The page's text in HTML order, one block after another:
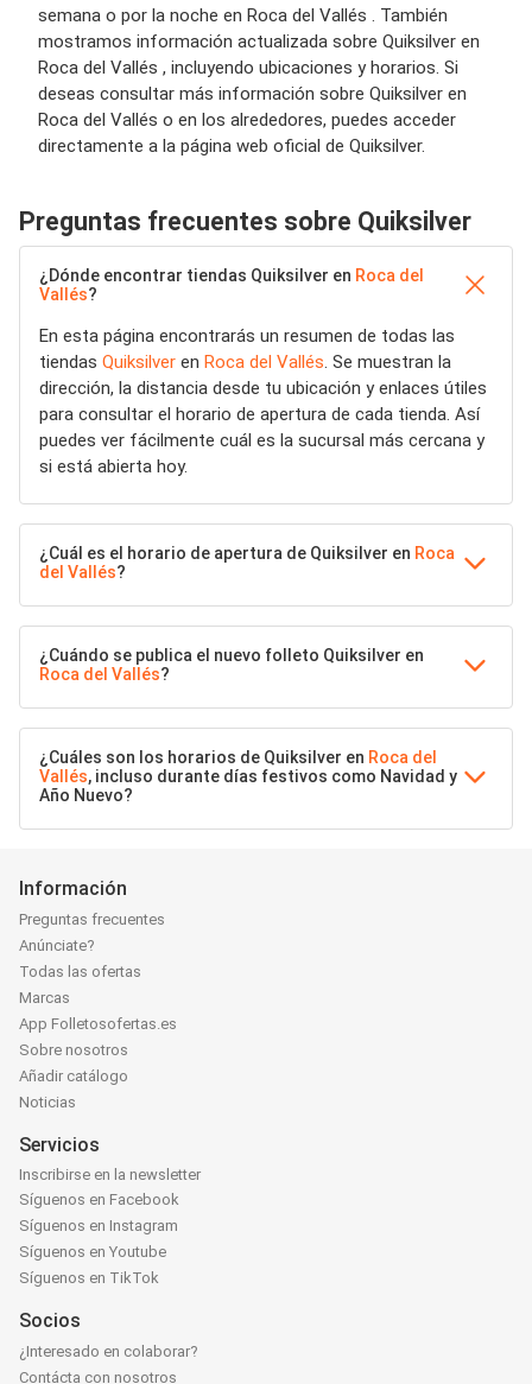
semana o por la noche en Roca del Vallés . También
mostramos información actualizada sobre Quiksilver en
Roca del Vallés , incluyendo ubicaciones y horarios. Si
deseas consultar más información sobre Quiksilver en
Roca del Vallés o en los alrededores, puedes acceder
directamente a la página web oficial de Quiksilver.
Preguntas frecuentes sobre Quiksilver
¿Dónde encontrar tiendas Quiksilver en Roca del
Vallés?
En esta página encontrarás un resumen de todas las
tiendas Quiksilver en Roca del Vallés. Se muestran la
dirección, la distancia desde tu ubicación y enlaces útiles
para consultar el horario de apertura de cada tienda. Así
puedes ver fácilmente cuál es la sucursal más cercana y
si está abierta hoy.
¿Cuál es el horario de apertura de Quiksilver en Roca
del Vallés?
¿Cuándo se publica el nuevo folleto Quiksilver en
Roca del Vallés?
¿Cuáles son los horarios de Quiksilver en Roca del
Vallés, incluso durante días festivos como Navidad y
Año Nuevo?
Información
Preguntas frecuentes
Anúnciate?
Todas las ofertas
Marcas
App Folletosofertas.es
Sobre nosotros
Añadir catálogo
Noticias
Servicios
Inscribirse en la newsletter
Síguenos en Facebook
Síguenos en Instagram
Síguenos en Youtube
Síguenos en TikTok
Socios
¿Interesado en colaborar?
Contácta con nosotros